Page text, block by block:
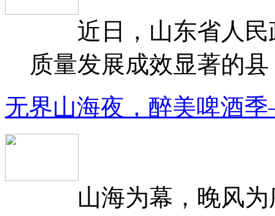
近日，山东省人民
质量发展成效显著的
无界山海夜，醉美啤酒
山海为幕，晚风为